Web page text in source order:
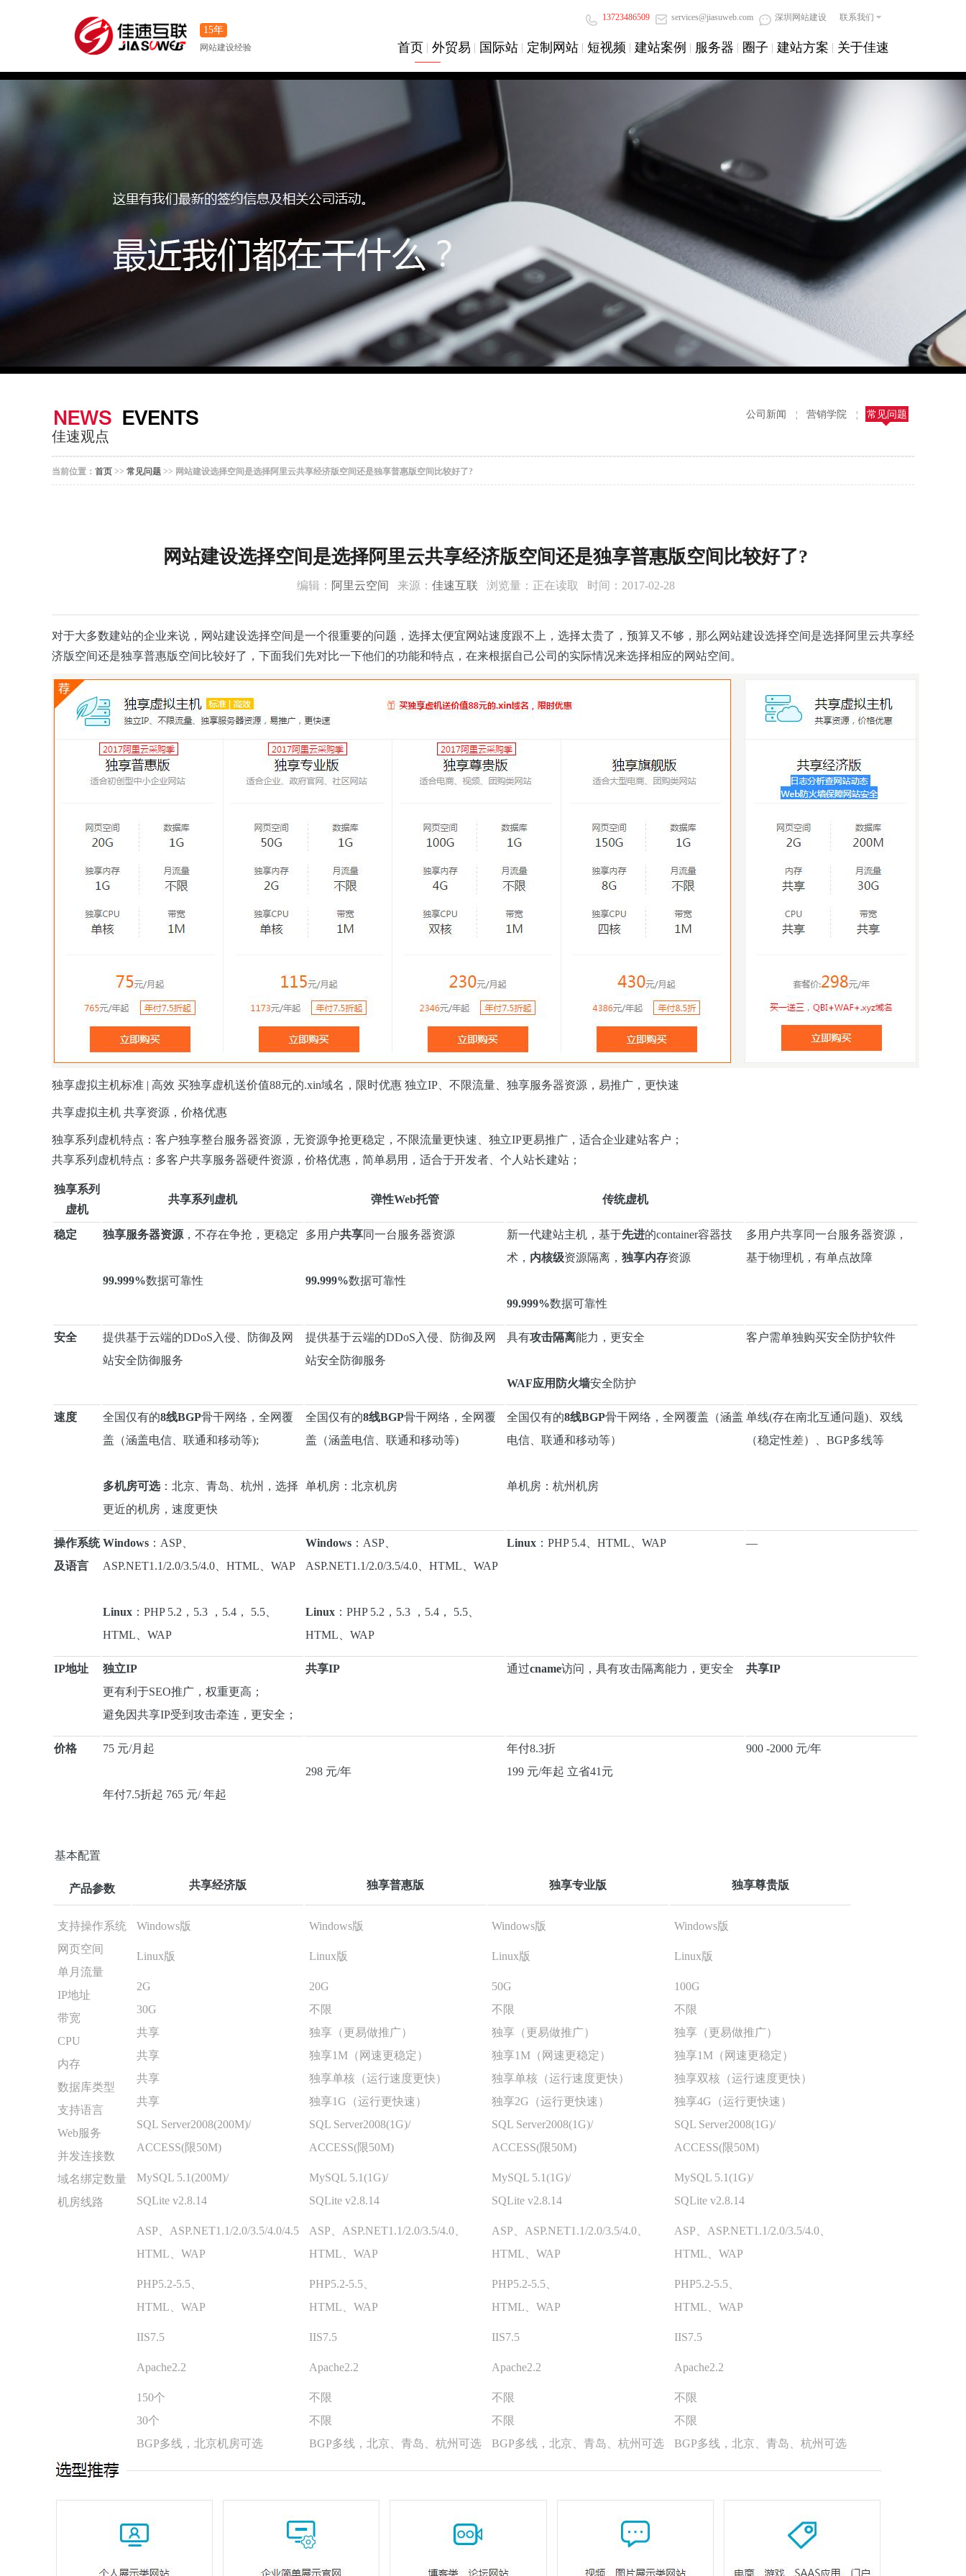
15年
网站建设经验
13723486509 services@jiasuweb.com 深圳网站建设 联系我们
首页 外贸易 国际站 定制网站 短视频 建站案例 服务器 圈子 建站方案 关于佳速
佳速观点
公司新闻 ¦ 营销学院 ¦ 常见问题
当前位置： 首页 >> 常见问题 >> 网站建设选择空间是选择阿里云共享经济版空间还是独享普惠版空间比较好了?
网站建设选择空间是选择阿里云共享经济版空间还是独享普惠版空间比较好了?
编辑： 阿里云空间 来源： 佳速互联 浏览量： 正在读取 时间：2017-02-28
对于大多数建站的企业来说，网站建设选择空间是一个很重要的问题，选择太便宜网站速度跟不上，选择太贵了，预算又不够，那么网站建设选择空间是选择阿里云共享经
济版空间还是独享普惠版空间比较好了，下面我们先对比一下他们的功能和特点，在来根据自己公司的实际情况来选择相应的网站空间。
独享虚拟主机标准 | 高效 买独享虚机送价值88元的.xin域名，限时优惠 独立IP、不限流量、独享服务器资源，易推广，更快速
共享虚拟主机 共享资源，价格优惠
独享系列虚机特点：客户独享整台服务器资源，无资源争抢更稳定，不限流量更快速、独立IP更易推广，适合企业建站客户；
共享系列虚机特点：多客户共享服务器硬件资源，价格优惠，简单易用，适合于开发者、个人站长建站；
独享系列
虚机
共享系列虚机 弹性Web托管 传统虚机
稳定 独享服务器资源 ，不存在争抢，更稳定
99.999%数据可靠性
多用户共享同一台服务器资源
99.999%数据可靠性
新一代建站主机，基于先进的container容器技
术， 内核级资源隔离， 独享内存资源
99.999%数据可靠性
多用户共享同一台服务器资源，
基于物理机，有单点故障
安全
提供基于云端的DDoS入侵、防御及网
站安全防御服务
提供基于云端的DDoS入侵、防御及网
站安全防御服务
具有攻击隔离能力，更安全
WAF应用防火墙安全防护
客户需单独购买安全防护软件
速度 全国仅有的8线BGP骨干网络，全网覆
盖（涵盖电信、联通和移动等);
多机房可选：北京、青岛、杭州，选择
更近的机房，速度更快
全国仅有的8线BGP骨干网络，全网覆
盖（涵盖电信、联通和移动等)
单机房：北京机房
全国仅有的8线BGP骨干网络，全网覆盖（涵盖
电信、联通和移动等）
单机房：杭州机房
单线(存在南北互通问题)、双线
（稳定性差）、BGP多线等
操作系统
及语言
Windows ：ASP、
ASP.NET1.1/2.0/3.5/4.0、HTML、WAP
Linux ：PHP 5.2，5.3 ，5.4， 5.5、
HTML、WAP
Windows ：ASP、
ASP.NET1.1/2.0/3.5/4.0、HTML、WAP
Linux ：PHP 5.2，5.3 ，5.4， 5.5、
HTML、WAP
Linux ：PHP 5.4、HTML、WAP —
IP地址
独立IP
更有利于SEO推广，权重更高；
避免因共享IP受到攻击牵连，更安全；
共享IP 通过cname访问，具有攻击隔离能力，更安全 共享IP
价格 75 元/月起
年付7.5折起 765 元/ 年起
298 元/年
年付8.3折
199 元/年起 立省41元
900 -2000 元/年
基本配置
产品参数 共享经济版 独享普惠版 独享专业版 独享尊贵版
支持操作系统
网页空间
单月流量
IP地址
带宽
CPU
内存
数据库类型
支持语言
Web服务
并发连接数
域名绑定数量
机房线路
Windows版
Linux版
2G
30G
共享
共享
共享
共享
SQL Server2008(200M)/
ACCESS(限50M)
MySQL 5.1(200M)/
SQLite v2.8.14
ASP、ASP.NET1.1/2.0/3.5/4.0/4.5
HTML、WAP
PHP5.2-5.5、
HTML、WAP
IIS7.5
Apache2.2
150个
30个
BGP多线，北京机房可选
Windows版
Linux版
20G
不限
独享（更易做推广）
独享1M（网速更稳定）
独享单核（运行速度更快）
独享1G（运行更快速）
SQL Server2008(1G)/
ACCESS(限50M)
MySQL 5.1(1G)/
SQLite v2.8.14
ASP、ASP.NET1.1/2.0/3.5/4.0、
HTML、WAP
PHP5.2-5.5、
HTML、WAP
IIS7.5
Apache2.2
不限
不限
BGP多线，北京、青岛、杭州可选
Windows版
Linux版
50G
不限
独享（更易做推广）
独享1M（网速更稳定）
独享单核（运行速度更快）
独享2G（运行更快速）
SQL Server2008(1G)/
ACCESS(限50M)
MySQL 5.1(1G)/
SQLite v2.8.14
ASP、ASP.NET1.1/2.0/3.5/4.0、
HTML、WAP
PHP5.2-5.5、
HTML、WAP
IIS7.5
Apache2.2
不限
不限
BGP多线，北京、青岛、杭州可选
Windows版
Linux版
100G
不限
独享（更易做推广）
独享1M（网速更稳定）
独享双核（运行速度更快）
独享4G（运行更快速）
SQL Server2008(1G)/
ACCESS(限50M)
MySQL 5.1(1G)/
SQLite v2.8.14
ASP、ASP.NET1.1/2.0/3.5/4.0、
HTML、WAP
PHP5.2-5.5、
HTML、WAP
IIS7.5
Apache2.2
不限
不限
BGP多线，北京、青岛、杭州可选